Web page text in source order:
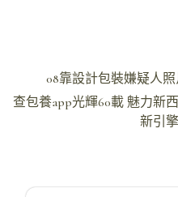
章
08靠設計包裝嫌疑人照
查包養app光輝60載 魅力新
新引